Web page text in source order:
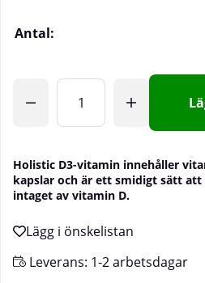
Antal:
Holistic D3-vitamin innehåller
kapslar och är ett smidigt sätt
intaget av vitamin D.
Leverans: 1-2 arbetsdagar